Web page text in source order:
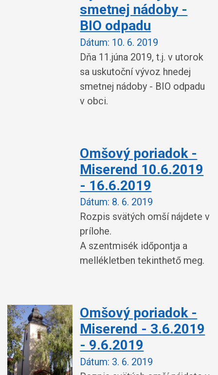
smetnej nádoby -
BIO odpadu
Dátum: 10. 6. 2019
Dňa 11.júna 2019, t.j. v utorok
sa uskutoční vývoz hnedej
smetnej nádoby - BIO odpadu
v obci.
Omšový poriadok -
Miserend 10.6.2019
- 16.6.2019
Dátum: 8. 6. 2019
Rozpis svätých omší nájdete v
prílohe.
A szentmisék időpontja a
mellékletben tekinthető meg.
Omšový poriadok -
Miserend - 3.6.2019
- 9.6.2019
Dátum: 3. 6. 2019